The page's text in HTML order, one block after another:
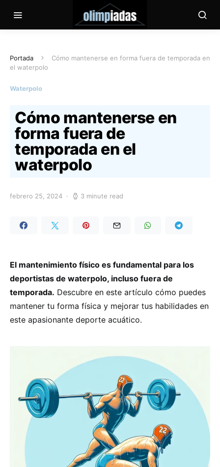
Portada
Cómo mantenerse en forma fuera de temporada en
el waterpolo
Waterpolo
Cómo mantenerse en
forma fuera de
temporada en el
waterpolo
febrero 25, 2024 3 minute read
El mantenimiento físico es fundamental para los
deportistas de waterpolo, incluso fuera de
temporada. Descubre en este artículo cómo puedes
mantener tu forma física y mejorar tus habilidades en
este apasionante deporte acuático.